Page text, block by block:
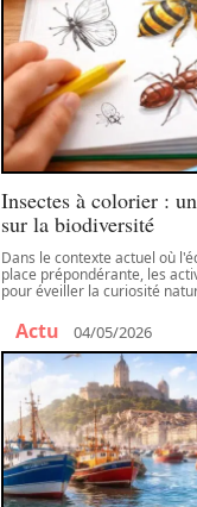
Insectes à colorier :
sur la biodiversité
Dans le contexte actuel où
place prépondérante, les
pour éveiller la curiosité
Actu 04/05/2026